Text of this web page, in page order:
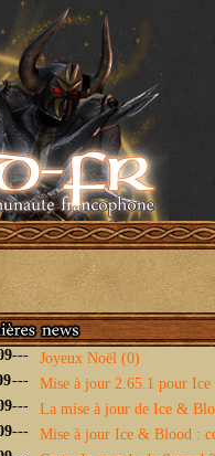
---
Joyeux Noël (0)
---
Mise à jour 2.65.1 pour
---
La mise à jour de Ice &
---
Mise à jour Ice & Blood :